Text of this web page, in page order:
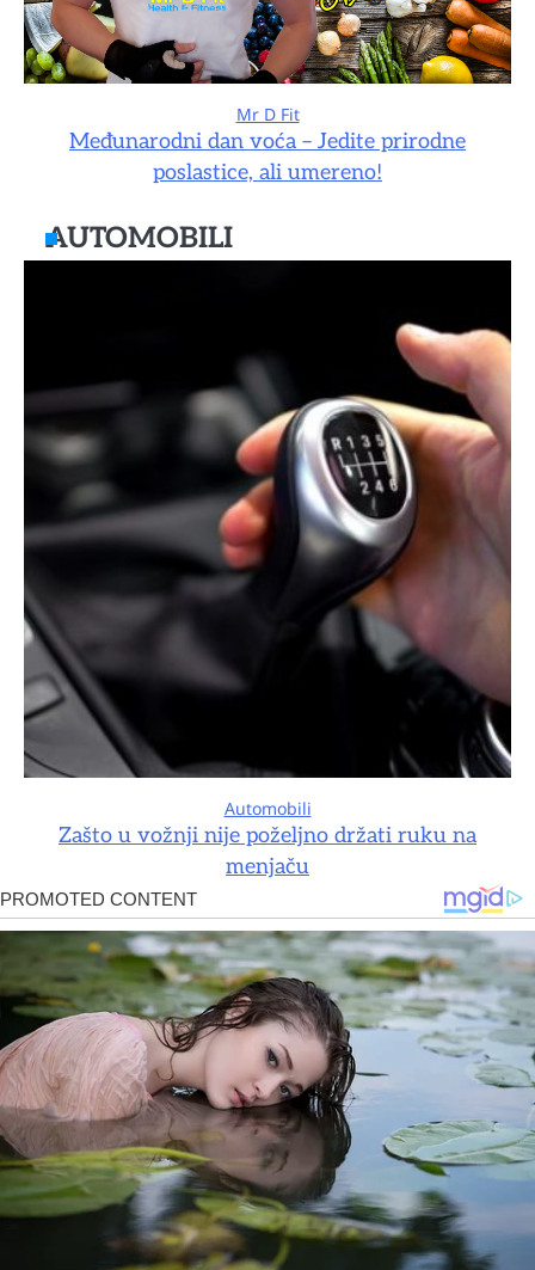
Mr D Fit
Međunarodni dan voća – Jedite prirodne
poslastice, ali umereno!
AUTOMOBILI
Automobili
Zašto u vožnji nije poželjno držati ruku na
menjaču